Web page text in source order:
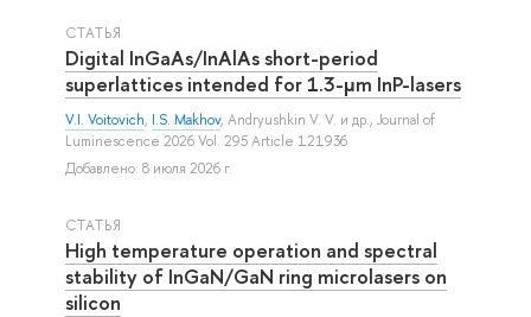
СТАТЬЯ
Digital InGaAs/InAlAs short-period
superlattices intended for 1.3-μm InP-lasers
V.I. Voitovich, I.S. Makhov, Andryushkin V. V. и др., Journal of
Luminescence 2026 Vol. 295 Article 121936
Добавлено: 8 июля 2026 г.
СТАТЬЯ
High temperature operation and spectral
stability of InGaN/GaN ring microlasers on
silicon